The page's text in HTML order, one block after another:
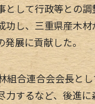
して行政等との
し、三重県産木
展に貢献した。
合連合会会長と
するなど、後進